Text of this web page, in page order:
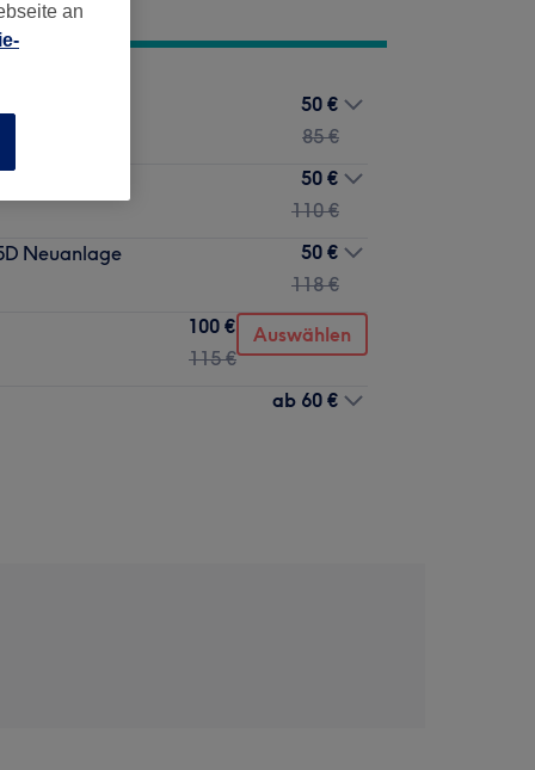
50 €
85 €
Neuanlage
50 €
110 €
Neuanlage
50 €
118 €
100 €
115 €
Auswählen
ab 60 €
an